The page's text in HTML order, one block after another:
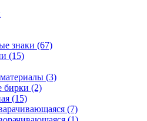
знаки (67)
(15)
(3)
бирки (2)
(15)
(7)